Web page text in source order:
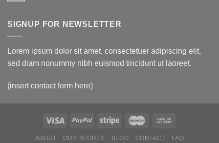
SIGNUP FOR NEWSLETTER
Lorem ipsum dolor sit amet, consectetuer adipiscing elit,
sed diam nonummy nibh euismod tincidunt ut laoreet.
(insert contact form here)
ABOUT OUR STORES BLOG CONTACT FAQ